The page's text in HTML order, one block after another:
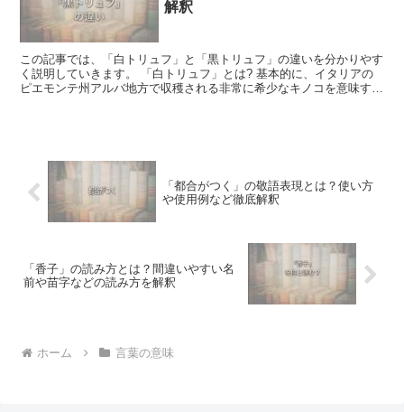
解釈
この記事では、「白トリュフ」と「黒トリュフ」の違いを分かりやす
く説明していきます。 「白トリュフ」とは? 基本的に、イタリアの
ピエモンテ州アルバ地方で収穫される非常に希少なキノコを意味する
「都合がつく」の敬語表現とは？使い方
や使用例など徹底解釈
「香子」の読み方とは？間違いやすい名
前や苗字などの読み方を解釈
ホーム 言葉の意味